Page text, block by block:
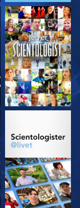
SE
UDFORSK SERIEN